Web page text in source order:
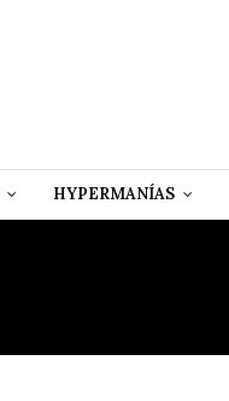
HYPERMANÍAS